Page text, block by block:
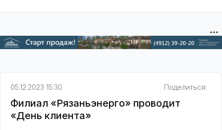
05.12.2023 15:30 Поделиться:
Филиал «Рязаньэнерго» проводит
«День клиента»